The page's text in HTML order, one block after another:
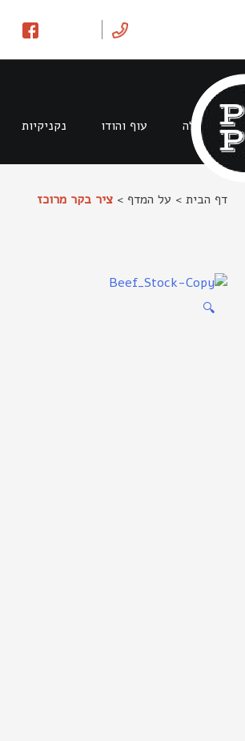
בקר וטלה עוף והודו נקניקיות
דף הבית > על המדף > ציר בקר מרוכז
🔍